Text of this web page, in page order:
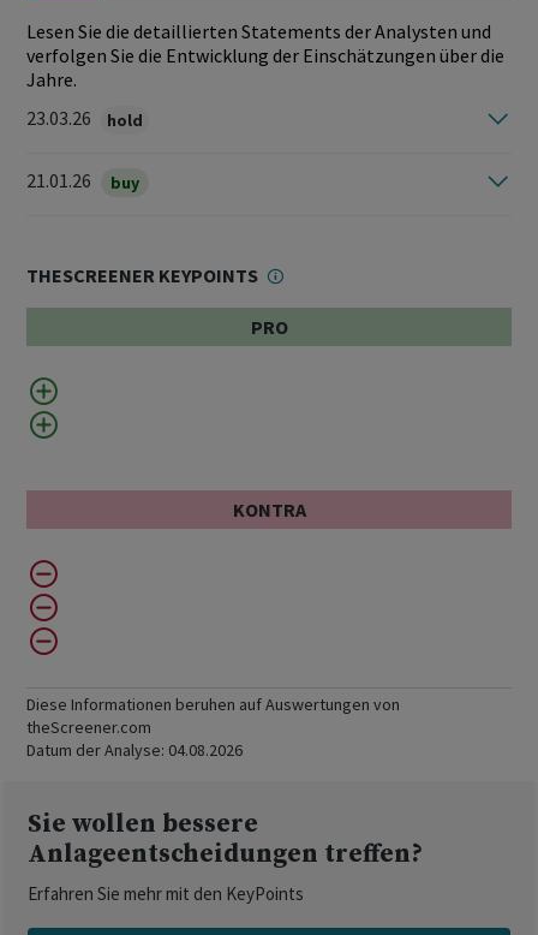
Lesen Sie die detaillierten Statements der Analysten und
verfolgen Sie die Entwicklung der Einschätzungen über die
Jahre.
23.03.26
hold
21.01.26 buy
THESCREENER KEYPOINTS
PRO
KONTRA
Diese Informationen beruhen auf Auswertungen von
theScreener.com
Datum der Analyse: 04.08.2026
Sie wollen bessere
Anlageentscheidungen treffen?
Erfahren Sie mehr mit den KeyPoints